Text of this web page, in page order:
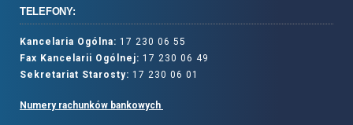
TELEFONY:
Kancelaria Ogólna: 17 230 06 55
Fax Kancelarii Ogólnej: 17 230 06 49
Sekretariat Starosty: 17 230 06 01
Numery rachunków bankowych